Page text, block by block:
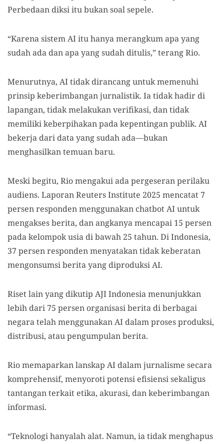
Perbedaan diksi itu bukan soal sepele.
“Karena sistem AI itu hanya merangkum apa yang
sudah ada dan apa yang sudah ditulis,” terang Rio.
Menurutnya, AI tidak dirancang untuk memenuhi
prinsip keberimbangan jurnalistik. Ia tidak hadir di
lapangan, tidak melakukan verifikasi, dan tidak
memiliki keberpihakan pada kepentingan publik. AI
bekerja dari data yang sudah ada—bukan
menghasilkan temuan baru.
Meski begitu, Rio mengakui ada pergeseran perilaku
audiens. Laporan Reuters Institute 2025 mencatat 7
persen responden menggunakan chatbot AI untuk
mengakses berita, dan angkanya mencapai 15 persen
pada kelompok usia di bawah 25 tahun. Di Indonesia,
37 persen responden menyatakan tidak keberatan
mengonsumsi berita yang diproduksi AI.
Riset lain yang dikutip AJI Indonesia menunjukkan
lebih dari 75 persen organisasi berita di berbagai
negara telah menggunakan AI dalam proses produksi,
distribusi, atau pengumpulan berita.
Rio memaparkan lanskap AI dalam jurnalisme secara
komprehensif, menyoroti potensi efisiensi sekaligus
tantangan terkait etika, akurasi, dan keberimbangan
informasi.
“Teknologi hanyalah alat. Namun, ia tidak menghapus